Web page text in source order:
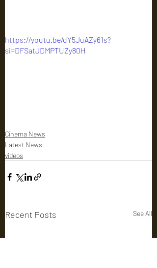
https://youtu.be/dY5JuAZy61s?
si=DFSatJDMPTUZy80H
Cinema News
Latest News
videos
Recent Posts See All